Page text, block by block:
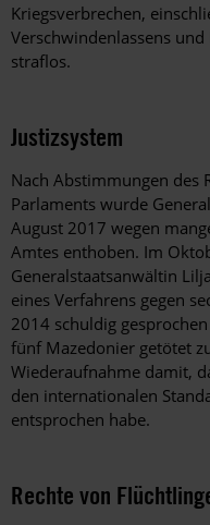
Kriegsverbrechen,
Verschwindenlassens
straflos.
Justizsystem
Nach Abstimmungen des
Parlaments wurde
August 2017 wegen
Amtes enthoben. Im
Generalstaatsanwältin
eines Verfahrens gegen
2014 schuldig
fünf Mazedonier getötet
Wiederaufnahme damit,
den internationalen
entsprochen habe.
Rechte von